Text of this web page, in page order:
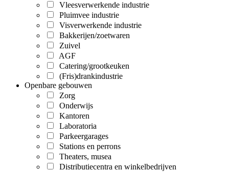
Vleesverwerkende industrie
Pluimvee industrie
Visverwerkende industrie
Bakkerijen/zoetwaren
Zuivel
AGF
Catering/grootkeuken
(Fris)drankindustrie
Openbare gebouwen
Zorg
Onderwijs
Kantoren
Laboratoria
Parkeergarages
Stations en perrons
Theaters, musea
Distributiecentra en winkelbedrijven